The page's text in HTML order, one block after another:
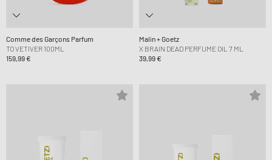
Comme des Garçons Parfum
TO VETIVER 100ML
159,99 €
Malin + Goetz
X BRAIN DEAD PERFUME OIL 7 ML
39,99 €